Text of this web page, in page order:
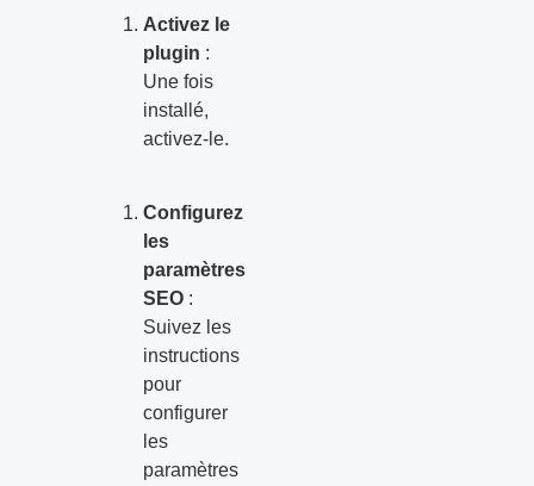
Activez le
plugin :
Une fois
installé,
activez-le.
Configurez
les
paramètres
SEO :
Suivez les
instructions
pour
configurer
les
paramètres